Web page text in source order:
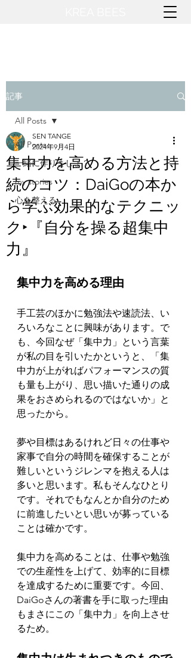
記事
All Posts
一緒に作りましょ？
my stories
心を整える
All Posts
集中力を高める方法と持
続のコツ：DaiGoの本か
ら学ぶ効果的なテクニッ
ク‣『自分を操る超集中
力』
SEN TANGE
2024年9月4日
集中力を高める理由
手工芸のほかに勉強法や速読法、い
ろいろなことに興味があります。で
も、今回なぜ「集中力」という言葉
が私の目を引いたかというと、「集
中力が上がればパフォーマンスの質
も量も上がり 、思い描いた通りの成
果をおさめられるのではないか」と
思ったから。
夢や目標はあるけれど日々の仕事や
家事で自分の時間を確保することが
難しいというジレンマを抱える人は
多いと思います。私もそんなひとり
です。それでもなんとか自分のため
に前進したいとい思いが募っている
ことは確かです。
集中力を高めることは、仕事や勉強
での生産性を上げて、効率的に目標
を達成するために重要です。今回、
DaiGoさんの著書を手に取った理由
もまさにこの「集中力」を向上させ
るため。